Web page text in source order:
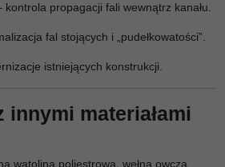
propagacji fali wewnątrz kanału.
fal stojących i „pudełkowatości”.
istniejących konstrukcji.
innymi materiałami
watoliną poliestrową, wełna owcza